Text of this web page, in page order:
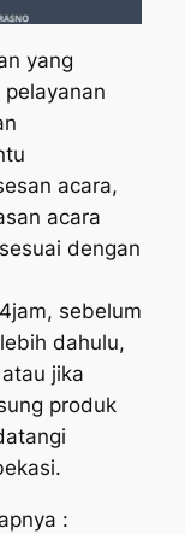
yang
acara,
acara
dengan
sebelum
dahulu,
jika
produk
: